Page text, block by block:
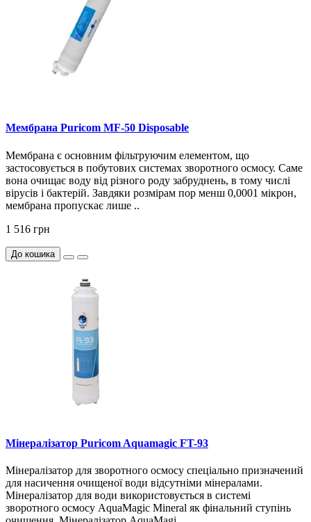
Мембрана Puricom MF-50 Disposable
Мембрана є основним фільтруючим елементом, що
застосовується в побутових системах зворотного осмосу. Саме
вона очищає воду від різного роду забруднень, в тому числі
вірусів і бактерій. Завдяки розмірам пор менш 0,0001 мікрон,
мембрана пропускає лише ..
1 516 грн
До кошика
Мінералізатор Puricom Aquamagic FT-93
Мінералізатор для зворотного осмосу спеціально призначений
для насичення очищеної води відсутніми мінералами.
Мінералізатор для води використовується в системі
зворотного осмосу AquaMagic Mineral як фінальний ступінь